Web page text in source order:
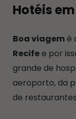
Hotéis
Boa viagem é
Recifee por
grande de
aeroporto, da
de